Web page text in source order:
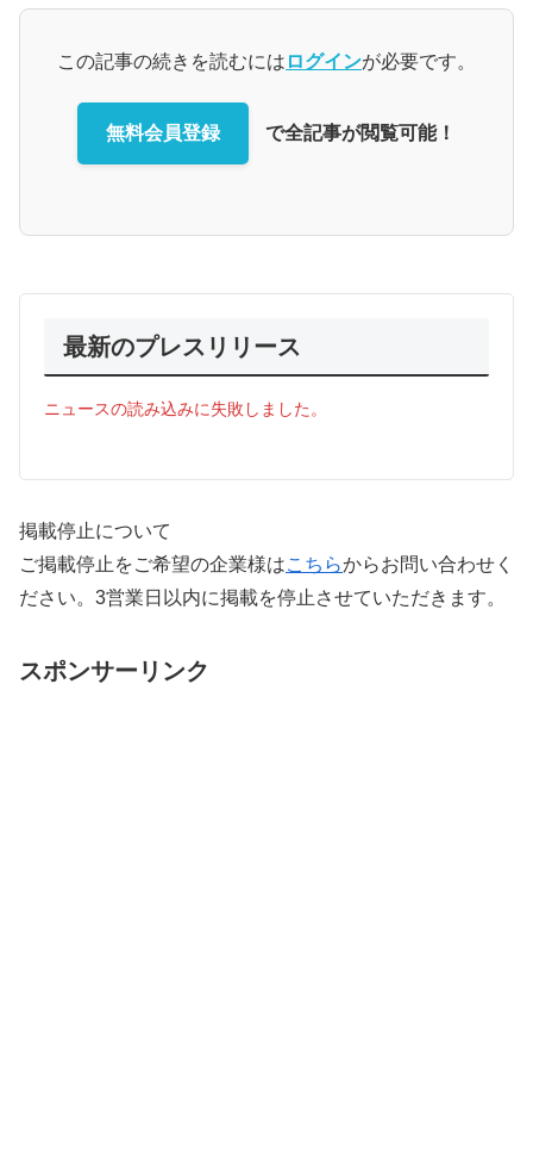
この記事の続きを読むには ログインが必要です。
無料会員登録 で全記事が閲覧可能！
最新のプレスリリース
ニュースの読み込みに失敗しました。
掲載停止について
ご掲載停止をご希望の企業様はこちらからお問い合わせく
ださい。3営業日以内に掲載を停止させていただきます。
スポンサーリンク